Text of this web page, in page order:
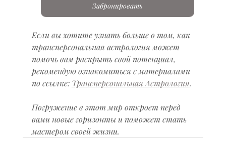
Забронировать
Если вы хотите узнать больше о том, как
трансперсональная астрология может
помочь вам раскрыть свой потенциал,
рекомендую ознакомиться с материалами
по ссылке: Трансперсональная Астрология.
Погружение в этот мир откроет перед
вами новые горизонты и поможет стать
мастером своей жизни.